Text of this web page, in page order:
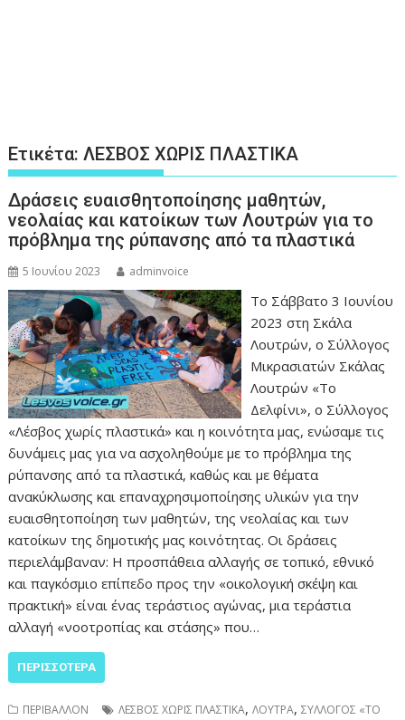
Ετικέτα:ΛΕΣΒΟΣ ΧΩΡΙΣ ΠΛΑΣΤΙΚΑ
Δράσεις ευαισθητοποίησης μαθητών,
νεολαίας και κατοίκων των Λουτρών για το
πρόβλημα της ρύπανσης από τα πλαστικά
5 Ιουνίου 2023 adminvoice
Το Σάββατο 3 Ιουνίου
2023 στη Σκάλα
Λουτρών, ο Σύλλογος
Μικρασιατών Σκάλας
Λουτρών «Το
Δελφίνι», ο Σύλλογος
«Λέσβος χωρίς πλαστικά» και η κοινότητα μας, ενώσαμε τις
δυνάμεις μας για να ασχοληθούμε με το πρόβλημα της
ρύπανσης από τα πλαστικά, καθώς και με θέματα
ανακύκλωσης και επαναχρησιμοποίησης υλικών για την
ευαισθητοποίηση των μαθητών, της νεολαίας και των
κατοίκων της δημοτικής μας κοινότητας. Οι δράσεις
περιελάμβαναν: Η προσπάθεια αλλαγής σε τοπικό, εθνικό
και παγκόσμιο επίπεδο προς την «οικολογική σκέψη και
πρακτική» είναι ένας τεράστιος αγώνας, μια τεράστια
αλλαγή «νοοτροπίας και στάσης» που…
ΠΕΡΙΣΣΌΤΕΡΑ
ΠΕΡΙΒΑΛΛΟΝ ΛΕΣΒΟΣ ΧΩΡΙΣ ΠΛΑΣΤΙΚΑ,ΛΟΥΤΡΑ,ΣΥΛΛΟΓΟΣ «ΤΟ